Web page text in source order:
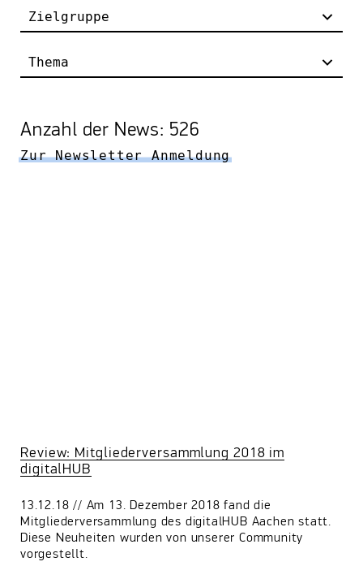
Zielgruppe
Thema
Anzahl der News: 526
Zur Newsletter Anmeldung
Review: Mitgliederversammlung 2018 im
digitalHUB
13.12.18 // Am 13. Dezember 2018 fand die
Mitgliederversammlung des digitalHUB Aachen statt.
Diese Neuheiten wurden von unserer Community
vorgestellt.